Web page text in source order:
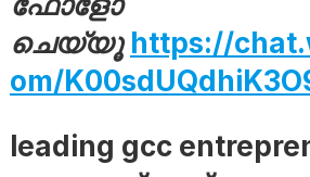
ചെയ്യൂ https://
om/
leading gcc